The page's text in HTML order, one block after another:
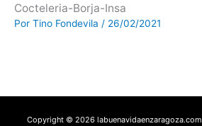
Cocteleria-Borja-Insa
Por Tino Fondevila / 26/02/2021
Copyright © 2026 labuenavidaenzaragoza.com